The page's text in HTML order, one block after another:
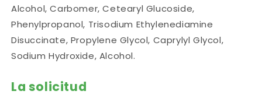
Alcohol, Carbomer, Cetearyl Glucoside,
Phenylpropanol, Trisodium Ethylenediamine
Disuccinate, Propylene Glycol, Caprylyl Glycol,
Sodium Hydroxide, Alcohol.
La solicitud